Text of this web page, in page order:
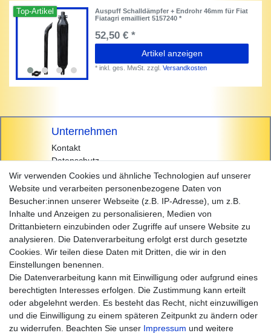
Top-Artikel
Auspuff Schalldämpfer + Endrohr 46mm für Fiat
Fiatagri emailliert 5157240 *
52,50 € *
Artikel anzeigen
*inkl. ges. MwSt. zzgl.Versandkosten
Unternehmen
Kontakt
Datenschutz
AGB
Impressum
Einkaufen
Zahlungsarten
Versandarten & -kosten
Widerrufsrecht
Warenkorb
Zur Kasse
Hilfe
Wir verwenden Cookies und ähnliche Technologien auf unserer
Website und verarbeiten personenbezogene Daten von
Besucher:innen unserer Webseite (z.B. IP-Adresse), um z.B.
Inhalte und Anzeigen zu personalisieren, Medien von
Drittanbietern einzubinden oder Zugriffe auf unsere Website zu
analysieren. Die Datenverarbeitung erfolgt erst durch gesetzte
Cookies. Wir teilen diese Daten mit Dritten, die wir in den
Einstellungen benennen.
Die Datenverarbeitung kann mit Einwilligung oder aufgrund eines
berechtigten Interesses erfolgen. Die Zustimmung kann erteilt
oder abgelehnt werden. Es besteht das Recht, nicht einzuwilligen
und die Einwilligung zu einem späteren Zeitpunkt zu ändern oder
zu widerrufen. Beachten Sie unser Impressum und weitere